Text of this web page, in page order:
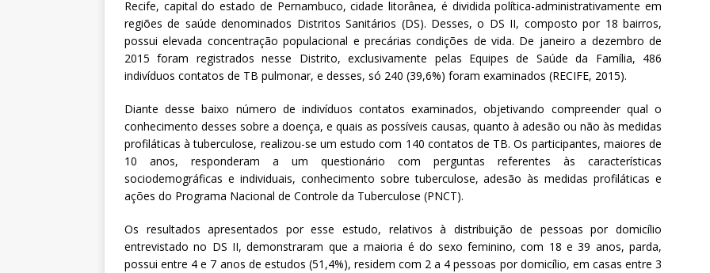
Recife, capital do estado de Pernambuco, cidade litorânea, é dividida política-administrativamente em
regiões de saúde denominados Distritos Sanitários (DS). Desses, o DS II, composto por 18 bairros,
possui elevada concentração populacional e precárias condições de vida. De janeiro a dezembro de
2015 foram registrados nesse Distrito, exclusivamente pelas Equipes de Saúde da Família, 486
indivíduos contatos de TB pulmonar, e desses, só 240 (39,6%) foram examinados (RECIFE, 2015).
Diante desse baixo número de indivíduos contatos examinados, objetivando compreender qual o
conhecimento desses sobre a doença, e quais as possíveis causas, quanto à adesão ou não às medidas
profiláticas à tuberculose, realizou-se um estudo com 140 contatos de TB. Os participantes, maiores de
10 anos, responderam a um questionário com perguntas referentes às características
sociodemográficas e individuais, conhecimento sobre tuberculose, adesão às medidas profiláticas e
ações do Programa Nacional de Controle da Tuberculose (PNCT).
Os resultados apresentados por esse estudo, relativos à distribuição de pessoas por domicílio
entrevistado no DS II, demonstraram que a maioria é do sexo feminino, com 18 e 39 anos, parda,
possui entre 4 e 7 anos de estudos (51,4%), residem com 2 a 4 pessoas por domicílio, em casas entre 3